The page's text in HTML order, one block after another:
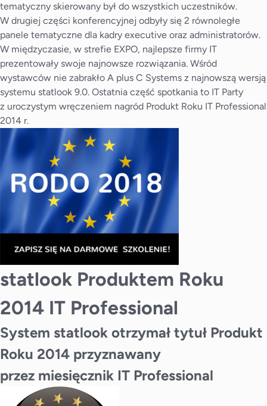
tematyczny skierowany był do wszystkich uczestników.
W drugiej części konferencyjnej odbyły się 2 równoległe
panele tematyczne dla kadry executive oraz administratorów.
W międzyczasie, w strefie EXPO, najlepsze firmy IT
prezentowały swoje najnowsze rozwiązania. Wśród
wystawców nie zabrakło A plus C Systems z najnowszą wersją
systemu statlook 9.0. Ostatnia część spotkania to IT Party
z uroczystym wręczeniem nagród Produkt Roku IT Professional
2014 r.
statlook Produktem Roku
2014 IT Professional
System statlook otrzymał tytuł Produkt
Roku 2014 przyznawany
przez miesięcznik IT Professional